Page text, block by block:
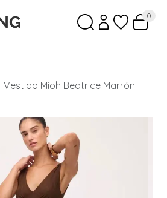
0
Vestido Mioh Beatrice Marrón